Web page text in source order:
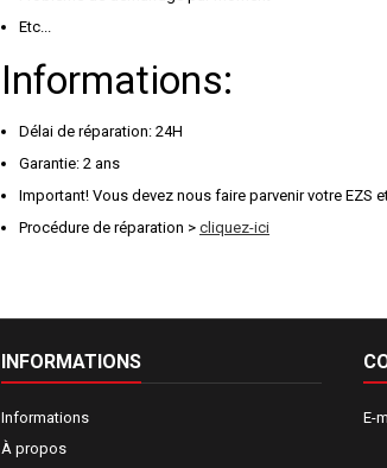
Etc...
Informations:
Délai de réparation: 24H
Garantie: 2 ans
Important! Vous devez nous faire parvenir votre EZS
Procédure de réparation > cliquez-ici
INFORMATIONS
Informations
À propos
E-